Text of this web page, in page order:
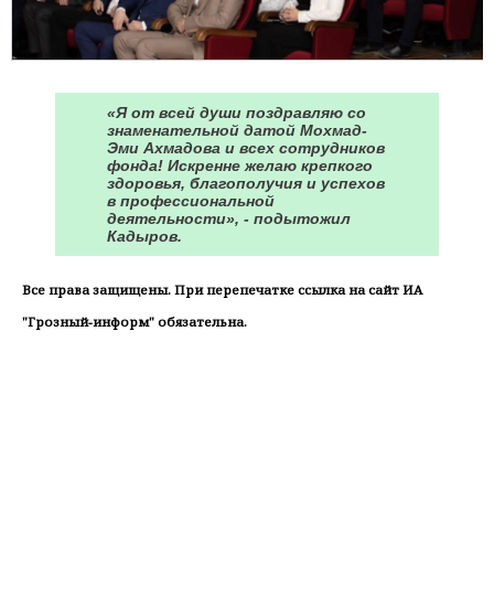
«Я от всей души поздравляю со
знаменательной датой Мохмад-
Эми Ахмадова и всех сотрудников
фонда! Искренне желаю крепкого
здоровья, благополучия и успехов
в профессиональной
деятельности», - подытожил
Кадыров.
Все права защищены. При перепечатке ссылка на сайт ИА
"Грозный-информ" обязательна.